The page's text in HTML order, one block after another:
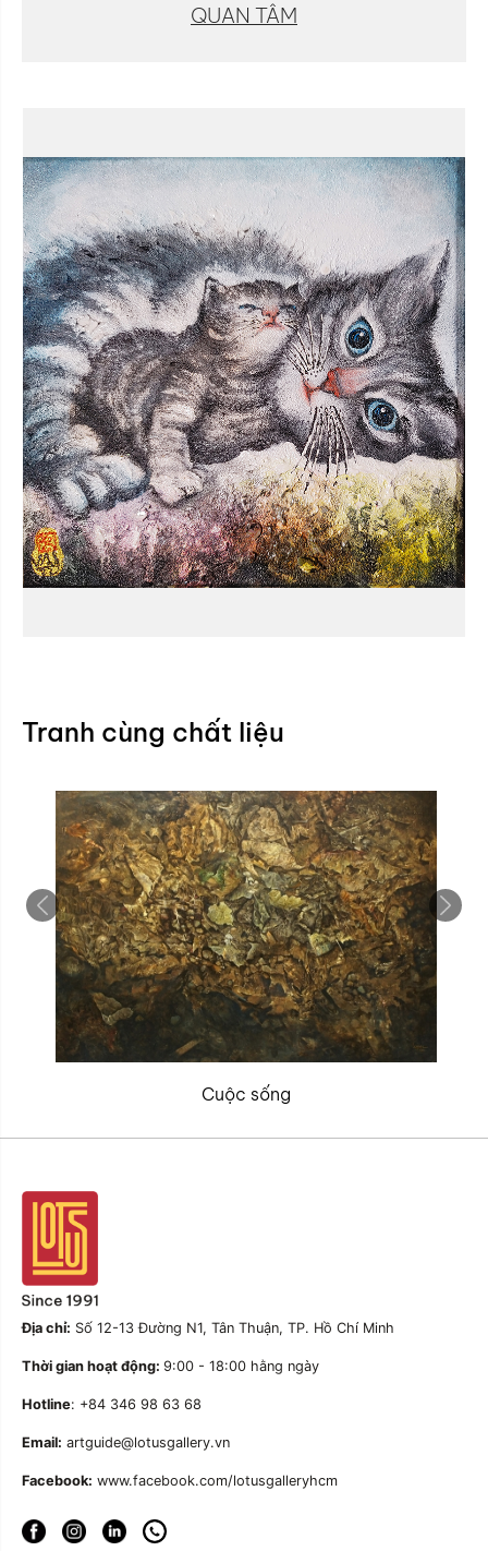
QUAN TÂM
Tranh cùng chất liệu
Cuộc sống
Địa chỉ: Số 12-13 Đường N1, Tân Thuận, TP. Hồ Chí Minh
Thời gian hoạt động: 9:00 - 18:00 hằng ngày
Hotline: +84 346 98 63 68
Email: artguide@lotusgallery.vn
Facebook: www.facebook.com/lotusgalleryhcm